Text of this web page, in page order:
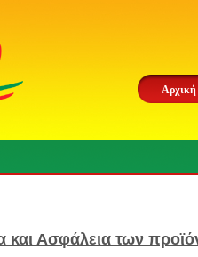
Αρχική
και Ασφάλεια των